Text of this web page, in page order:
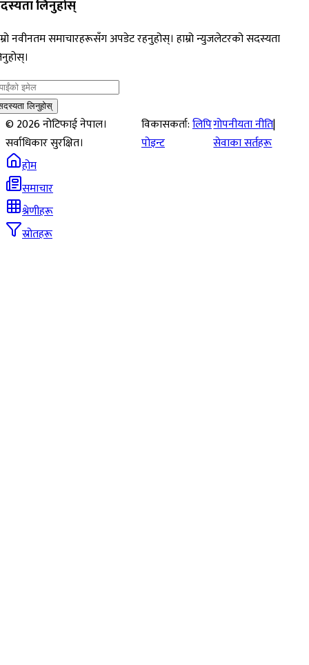
लिनुहोस्
नवीनतम समाचारहरूसँग अपडेट रहनुहोस्। हाम्रो न्युजलेटरको सदस्यता
लिनुहोस्
©2026नोटिफाई नेपाल।
सर्वाधिकार सुरक्षित।
विकासकर्ता:लिपि
पोइन्ट
गोपनीयता नीति|
सेवाका सर्तहरू
होम
समाचार
श्रेणीहरू
स्रोतहरू